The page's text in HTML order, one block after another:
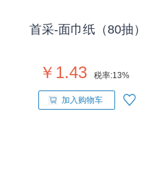
首采-面巾纸（80抽）
￥1.43 税率:13%
加入购物车